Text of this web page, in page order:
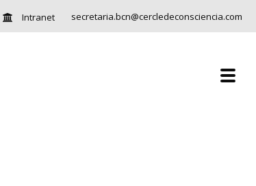
Intranet secretaria.bcn@cercledeconsciencia.com